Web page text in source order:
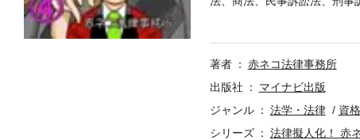
と、各法律との関係性を４
4話 私人間効力第85話 立
第89話 戦後民法大改正第
話 実質的最高法規性第99話
著者
赤ネコ法律事務所
出版社
マイナビ出版
ジャンル
法学・法律
資
シリーズ
法律擬人化！ 赤